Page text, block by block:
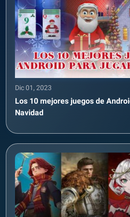
Dic 01, 2023
Los 10 mejores juegos de
Navidad